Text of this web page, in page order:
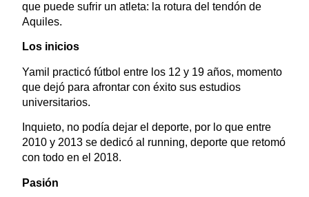
que puede sufrir un atleta: la rotura del tendón de
Aquiles.
Los inicios
Yamil practicó fútbol entre los 12 y 19 años, momento
que dejó para afrontar con éxito sus estudios
universitarios.
Inquieto, no podía dejar el deporte, por lo que entre
2010 y 2013 se dedicó al running, deporte que retomó
con todo en el 2018.
Pasión